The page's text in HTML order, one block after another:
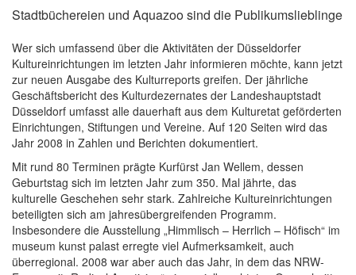
Stadtbüchereien und Aquazoo sind die Publikumslieblinge
Wer sich umfassend über die Aktivitäten der Düsseldorfer
Kultureinrichtungen im letzten Jahr informieren möchte, kann jetzt
zur neuen Ausgabe des Kulturreports greifen. Der jährliche
Geschäftsbericht des Kulturdezernates der Landeshauptstadt
Düsseldorf umfasst alle dauerhaft aus dem Kulturetat geförderten
Einrichtungen, Stiftungen und Vereine. Auf 120 Seiten wird das
Jahr 2008 in Zahlen und Berichten dokumentiert.
Mit rund 80 Terminen prägte Kurfürst Jan Wellem, dessen
Geburtstag sich im letzten Jahr zum 350. Mal jährte, das
kulturelle Geschehen sehr stark. Zahlreiche Kultureinrichtungen
beteiligten sich am jahresübergreifenden Programm.
Insbesondere die Ausstellung „Himmlisch – Herrlich – Höfisch“ im
museum kunst palast erregte viel Aufmerksamkeit, auch
überregional. 2008 war aber auch das Jahr, in dem das NRW-